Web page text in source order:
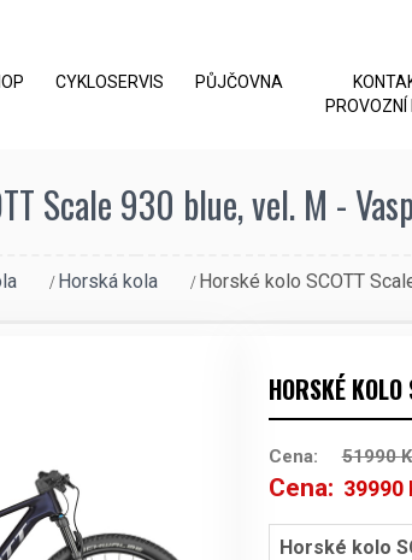
CYKLOSERVIS PŮJČOVNA
PROVOZNÍ
Scale 930 blue, vel. M -
Horská kola Horské kolo SCOTT
HORSKÉ
Cena: 51990
Cena: Původní
cena
39990
Horské kolo